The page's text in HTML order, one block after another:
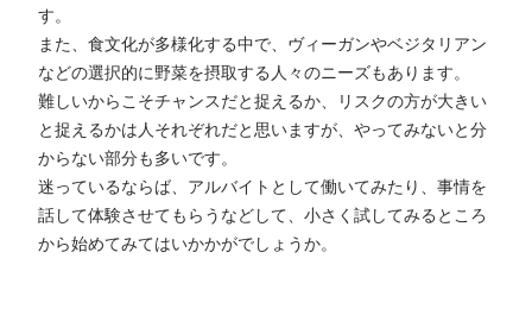
す。
また、食文化が多様化する中で、ヴィーガンやベジタリアン
などの選択的に野菜を摂取する人々のニーズもあります。
難しいからこそチャンスだと捉えるか、リスクの方が大きい
と捉えるかは人それぞれだと思いますが、やってみないと分
からない部分も多いです。
迷っているならば、アルバイトとして働いてみたり、事情を
話して体験させてもらうなどして、小さく試してみるところ
から始めてみてはいかかがでしょうか。